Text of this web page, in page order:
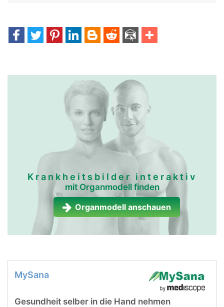
Krankheitsbilder interaktiv
mit Organmodell finden
Organmodell anschauen
MySana
Gesundheit selber in die Hand nehmen